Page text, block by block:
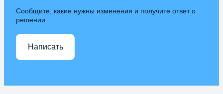
Сообщите, какие нужны изменения и получите ответ о
решении
Написать